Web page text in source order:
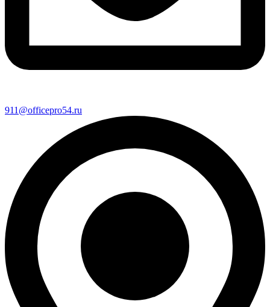
911@officepro54.ru